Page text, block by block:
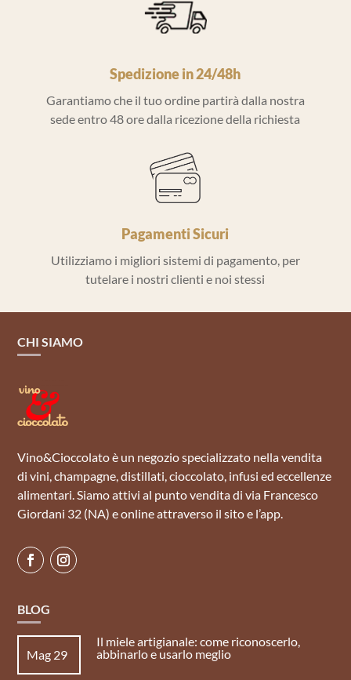
Spedizione in 24/48h
Garantiamo che il tuo ordine partirà dalla nostra
sede entro 48 ore dalla ricezione della richiesta
Pagamenti Sicuri
Utilizziamo i migliori sistemi di pagamento, per
tutelare i nostri clienti e noi stessi
CHI SIAMO
Vino&Cioccolato è un negozio specializzato nella vendita
di vini, champagne, distillati, cioccolato, infusi ed eccellenze
alimentari. Siamo attivi al punto vendita di via Francesco
Giordani 32 (NA) e online attraverso il sito e l’app.
BLOG
Il miele artigianale: come riconoscerlo,
abbinarlo e usarlo meglio
Mag 29